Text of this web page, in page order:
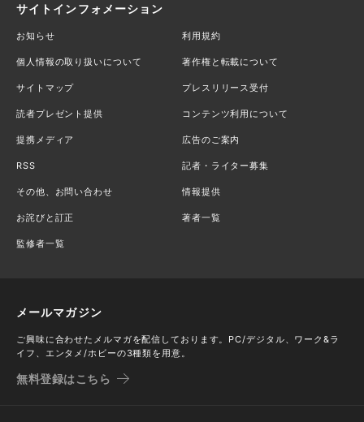
サイトインフォメーション
お知らせ 利用規約
個人情報の取り扱いについて 著作権と転載について
サイトマップ プレスリリース受付
読者プレゼント提供 コンテンツ利用について
提携メディア 広告のご案内
RSS 記者・ライター募集
その他、お問い合わせ 情報提供
お詫びと訂正 著者一覧
監修者一覧
メールマガジン
ご興味に合わせたメルマガを配信しております。PC/デジタル、ワーク&ラ
イフ、エンタメ/ホビーの3種類を用意。
無料登録はこちら